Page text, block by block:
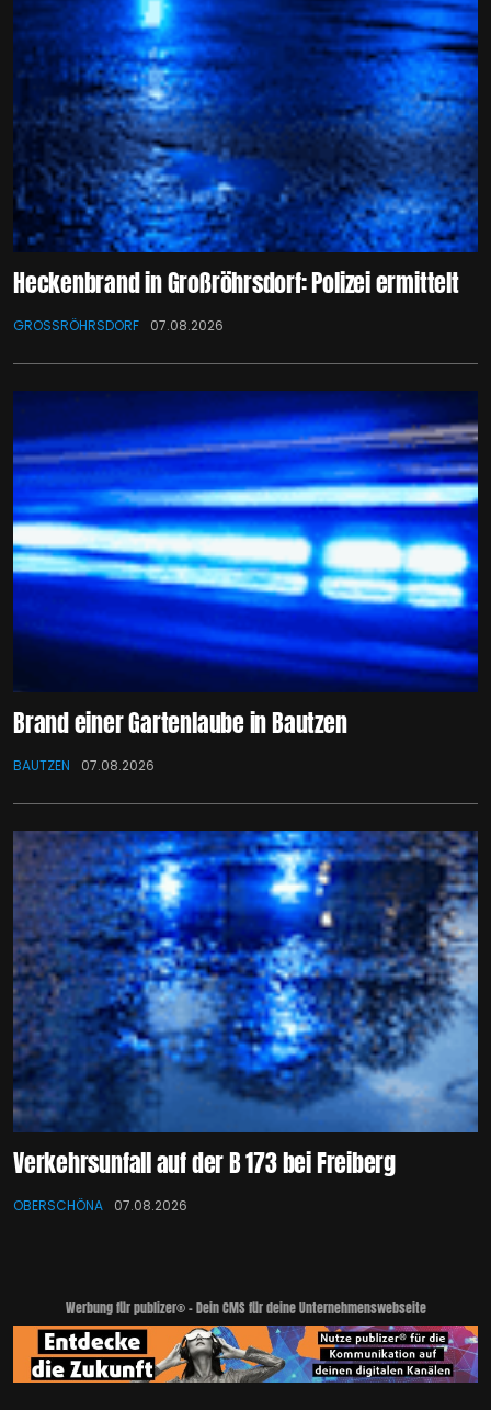
Heckenbrand in Großröhrsdorf: Polizei ermittelt
GROSSRÖHRSDORF 07.08.2026
Brand einer Gartenlaube in Bautzen
BAUTZEN 07.08.2026
Verkehrsunfall auf der B 173 bei Freiberg
OBERSCHÖNA 07.08.2026
Werbung für publizer® - Dein CMS für deine Unternehmenswebseite